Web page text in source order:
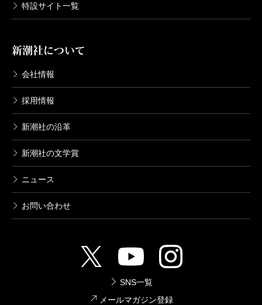
特設サイト一覧
新潮社について
会社情報
採用情報
新潮社の沿革
新潮社の文学賞
ニュース
お問い合わせ
SNS一覧
メールマガジン登録